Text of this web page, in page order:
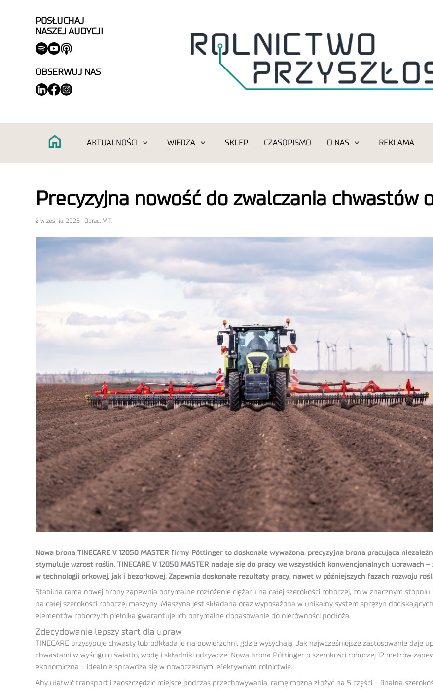
POSŁUCHAJ
NASZEJ AUDYCJI
OBSERWUJ NAS
AKTUALNOŚCI WIEDZA SKLEP CZASOPISMO O NAS REKLAMA
Precyzyjna nowość do zwalczania chwastów
2 września, 2025 | Oprac. M.T.
Nowa brona TINECARE V 12050 MASTER firmy Pöttinger to doskonale wyważona, precyzyjna brona pracująca
stymuluje wzrost roślin. TINECARE V 12050 MASTER nadaje się do pracy we wszystkich konwencjonalnych uprawach
w technologii orkowej, jak i bezorkowej. Zapewnia doskonałe rezultaty pracy, nawet w późniejszych fazach rozwoju
Stabilna rama nowej brony zapewnia optymalne rozłożenie ciężaru na całej szerokości roboczej, co w znacznym
na całej szerokości roboczej maszyny. Maszyna jest składana oraz wyposażona w unikalny system sprężyn
elementów roboczych pielnika gwarantuje ich optymalne dopasowanie do nierówności podłoża.
Zdecydowanie lepszy start dla upraw
TINECARE przysypuje chwasty lub odkłada je na powierzchni, gdzie wysychają. Jak najwcześniejsze zastosowanie daje
chwastami w wyścigu o światło, wodę i składniki odżywcze. Nowa brona Pöttinger o szerokości roboczej 12 metrów
ekonomiczna – idealnie sprawdza się w nowoczesnym, efektywnym rolnictwie.
Aby ułatwić transport i zaoszczędzić miejsce podczas przechowywania, ramę można złożyć na 5 części – finalna